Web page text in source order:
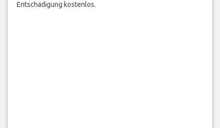
Entschädigung kostenlos.